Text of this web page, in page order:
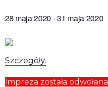
28 maja 2020 -31 maja 2020
Szczegóły.
Impreza została odwołana